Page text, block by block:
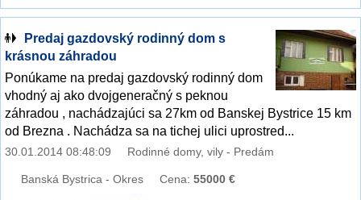
Predaj gazdovský rodinný dom s
krásnou záhradou
Ponúkame na predaj gazdovský rodinný dom
vhodný aj ako dvojgeneračný s peknou
záhradou , nachádzajúci sa 27km od Banskej Bystrice 15 km
od Brezna . Nachádza sa na tichej ulici uprostred...
30.01.2014 08:48:09 Rodinné domy, vily - Predám
Banská Bystrica - Okres Cena: 55000 €